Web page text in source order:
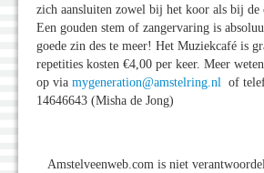
zich aansluiten zowel bij het koor als bij de
Een gouden stem of zangervaring is
goede zin des te meer! Het Muziekcafé is
repetities kosten €4,00 per keer. Meer
op via mygeneration@amstelring.nl of
14646643 (Misha de Jong)
Amstelveenweb.com is niet